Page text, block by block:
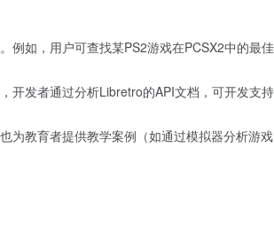
如，用户可查找某PS2游戏在PCSX2中的最
发者通过分析Libretro的API文档，可开发支持
教育者提供教学案例（如通过模拟器分析游戏